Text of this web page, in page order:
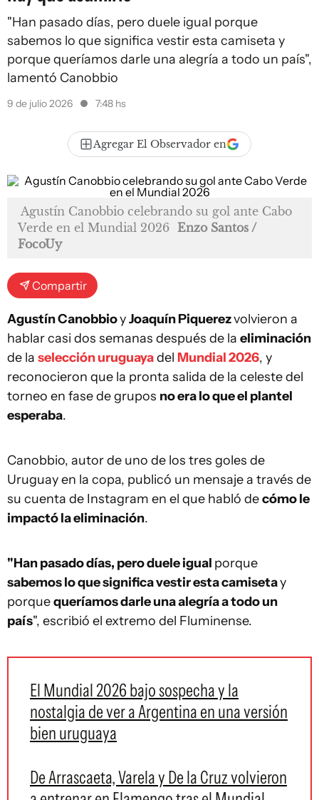
"Han pasado días, pero duele igual porque
sabemos lo que significa vestir esta camiseta y
porque queríamos darle una alegría a todo un país",
lamentó Canobbio
9 de julio 2026 7:48 hs
Agregar El Observador en
Agustín Canobbio celebrando su gol ante Cabo
Verde en el Mundial 2026 Enzo Santos /
FocoUy
Compartir
Agustín CanobbioyJoaquín Piquerezvolvieron a
hablar casi dos semanas después de la eliminación
de la selección uruguayadel Mundial 2026, y
reconocieron que la pronta salida de la celeste del
torneo en fase de grupos no era lo que el plantel
esperaba.
Canobbio, autor de uno de los tres goles de
Uruguay en la copa, publicó un mensaje a través de
su cuenta de Instagram en el que habló decómo le
impactó la eliminación.
"Han pasado días, pero duele igual porque
sabemos lo que significa vestir esta camisetay
porquequeríamos darle una alegría a todo un
país", escribió el extremo del Fluminense.
El Mundial 2026 bajo sospecha y la
nostalgia de ver a Argentina en una versión
bien uruguaya
De Arrascaeta, Varela y De la Cruz volvieron